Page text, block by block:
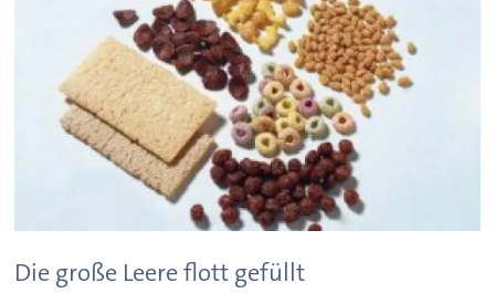
Die große Leere flott gefüllt